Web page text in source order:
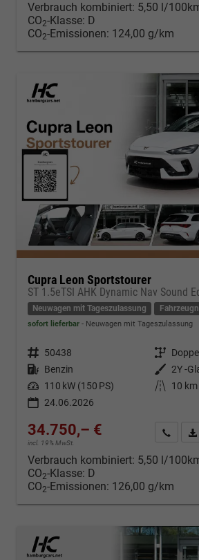
Verbrauch kombiniert: 5,50 l/
CO2-Klasse: D
CO2-Emissionen: 124,00 g/km
Cupra Leon Sportstourer
Neuwagen mit Tageszulassung
sofort lieferbar Neuwagen mit Tageszulassung
Fahrzeugnr. 50438 Getriebe
Kraftstoff Benzin Außenfarbe
2Y -
Leistung 110 kW (150 PS) Kilometerstand
10 km
24.06.2026
34.750,– €
incl. 19% MwSt.
Verbrauch kombiniert: 5,50 l/
CO2-Klasse: D
CO2-Emissionen: 126,00 g/km